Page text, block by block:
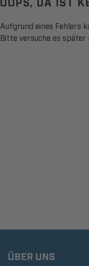
Aufgrund eines Fehlers
Bitte versuche es später
ÜBER UNS